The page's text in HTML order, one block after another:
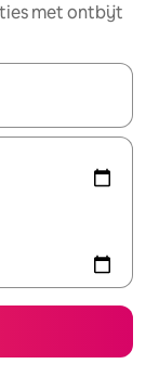
met ontbijt
je een keuze